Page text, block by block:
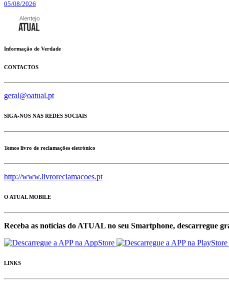
05/08/2026
Informação de Verdade
CONTACTOS
geral@oatual.pt
SIGA-NOS NAS REDES SOCIAIS
Temos livro de reclamações eletrónico
http://www.livroreclamacoes.pt
O ATUAL MOBILE
Receba as notícias do ATUAL no seu Smartphone, descarregue
LINKS